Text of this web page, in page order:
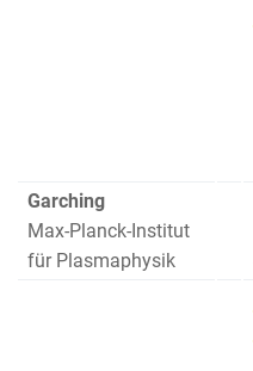
Garching
Max-Planck-Institut
für Plasmaphysik